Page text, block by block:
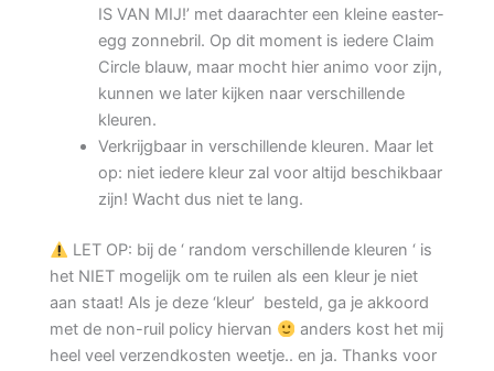
IS VAN MIJ!’ met daarachter een kleine easter-
egg zonnebril. Op dit moment is iedere Claim
Circle blauw, maar mocht hier animo voor zijn,
kunnen we later kijken naar verschillende
kleuren.
Verkrijgbaar in verschillende kleuren. Maar let
op: niet iedere kleur zal voor altijd beschikbaar
zijn! Wacht dus niet te lang.
LET OP: bij de ‘ random verschillende kleuren ‘ is
het NIET mogelijk om te ruilen als een kleur je niet
aan staat! Als je deze ‘kleur’ besteld, ga je akkoord
met de non-ruil policy hiervan
anders kost het mij
heel veel verzendkosten weetje.. en ja. Thanks voor